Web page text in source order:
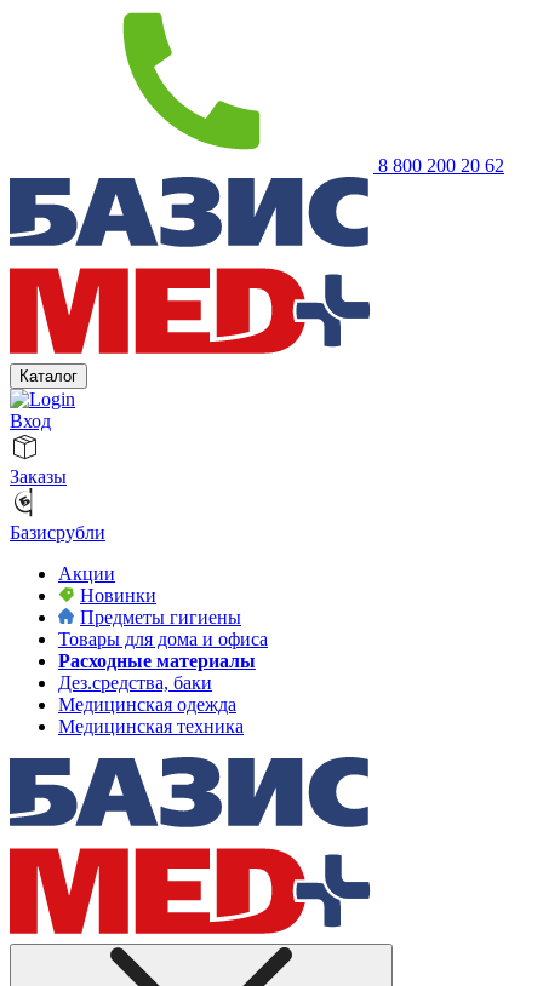
8 800 200 20 62
Каталог
Вход
Заказы
Базисрубли
Акции
Новинки
Предметы гигиены
Товары для дома и офиса
Расходные материалы
Дез.средства, баки
Медицинская одежда
Медицинская техника